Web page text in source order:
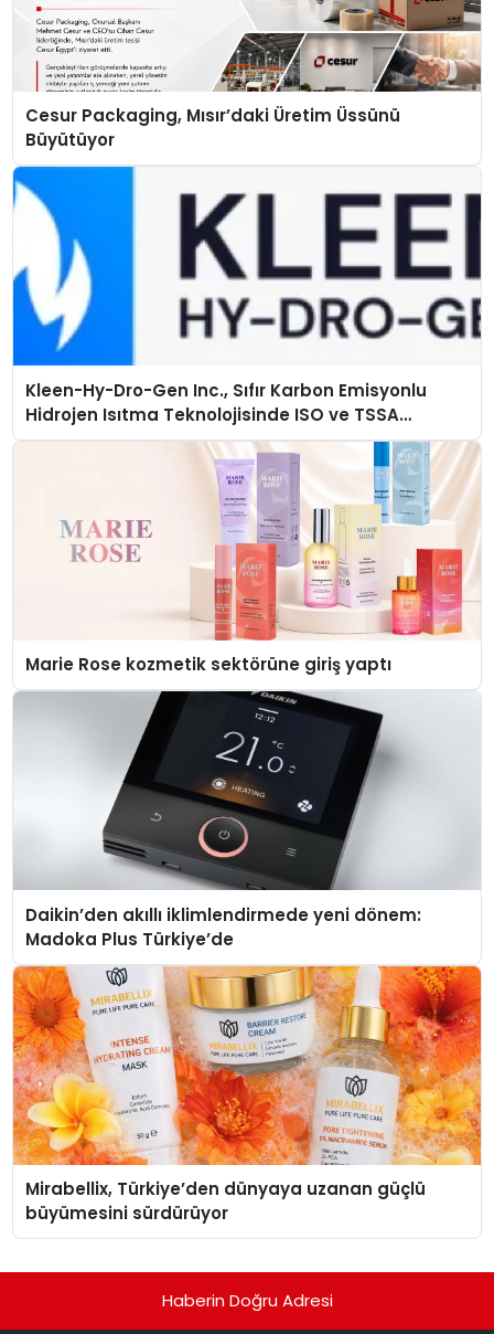
Cesur Packaging, Mısır’daki Üretim Üssünü
Büyütüyor
Kleen-Hy-Dro-Gen Inc., Sıfır Karbon Emisyonlu
Hidrojen Isıtma Teknolojisinde ISO ve TSSA
Düzenleyici Onaylarını Aldı
Marie Rose kozmetik sektörüne giriş yaptı
Daikin’den akıllı iklimlendirmede yeni dönem:
Madoka Plus Türkiye’de
Mirabellix, Türkiye’den dünyaya uzanan güçlü
büyümesini sürdürüyor
Haberin Doğru Adresi